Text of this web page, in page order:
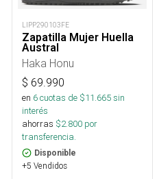
LIPP290103FE
Zapatilla Mujer Huella
Austral
Haka Honu
$ 69.990
en 6cuotas de $11.665sin
interés
ahorras $2.800 por
transferencia.
Disponible
+5 Vendidos